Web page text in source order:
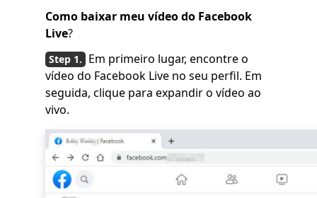
Como baixar meu vídeo do Facebook
Live?
Em primeiro lugar, encontre o
vídeo do Facebook Live no seu perfil. Em
seguida, clique para expandir o vídeo ao
vivo.